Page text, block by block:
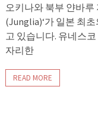
오키나와 북부 얀바루
(Junglia)‘가 일본 최
고 있습니다. 유네스
자리한
READ MORE